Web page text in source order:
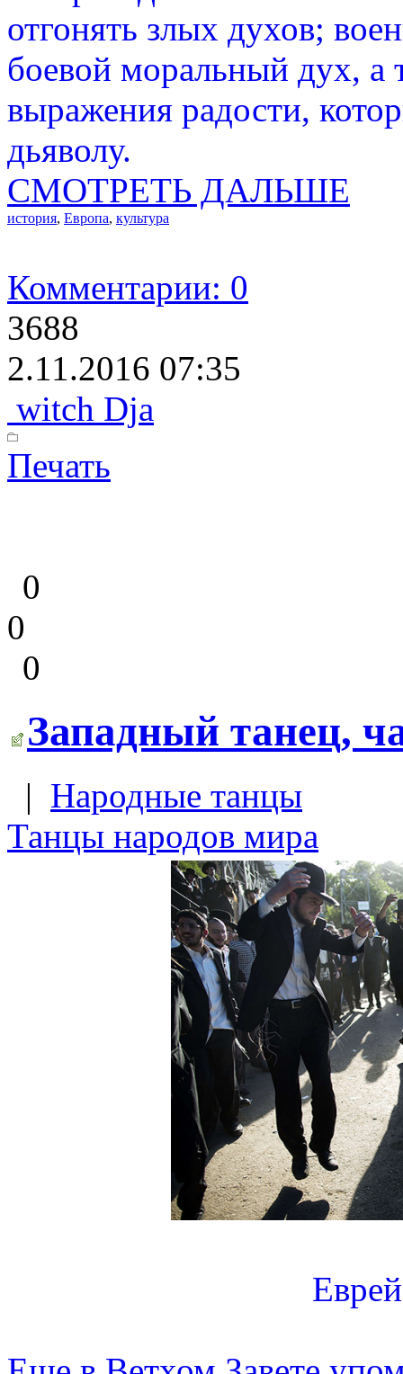
отгонять злых духов;
боевой моральный дух, а
выражения радости,
дьяволу.
СМОТРЕТЬ ДАЛЬШЕ
история, Европа, культура
Комментарии: 0
3688
2.11.2016 07:35
witch Dja
Печать
0
0
0
Западный танец,
| Народные танцы
Танцы народов мира